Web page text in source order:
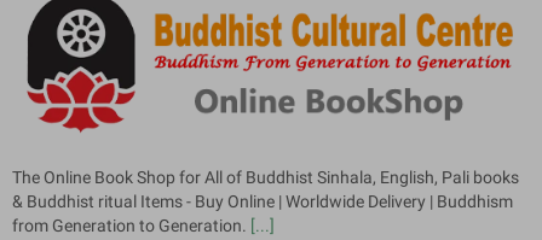
The Online Book Shop for All of Buddhist Sinhala, English, Pali books
& Buddhist ritual Items - Buy Online | Worldwide Delivery | Buddhism
from Generation to Generation. [...]